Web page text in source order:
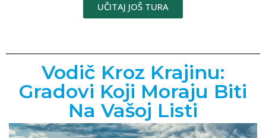
UČITAJ JOŠ TURA
Vodič Kroz Krajinu:
Gradovi Koji Moraju Biti
Na Vašoj Listi